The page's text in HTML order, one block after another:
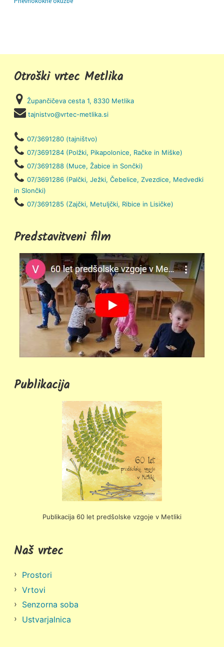
Otroški vrtec Metlika
Župančičeva cesta 1, 8330 Metlika
tajnistvo@vrtec-metlika.si
07/3691280 (tajništvo)
07/3691284 (Polžki, Pikapolonice, Račke in Miške)
07/3691288 (Muce, Žabice in Sončki)
07/3691286 (Palčki, Ježki, Čebelice, Zvezdice, Medvedki
in Slončki)
07/3691285 (Zajčki, Metuljčki, Ribice in Lisičke)
Predstavitveni film
Publikacija
Publikacija 60 let predšolske vzgoje v Metliki
Naš vrtec
Prostori
Vrtovi
Senzorna soba
Ustvarjalnica